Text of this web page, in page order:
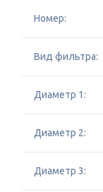
Номер:
Вид фильтра:
Диаметр 1:
Диаметр 2:
Диаметр 3: